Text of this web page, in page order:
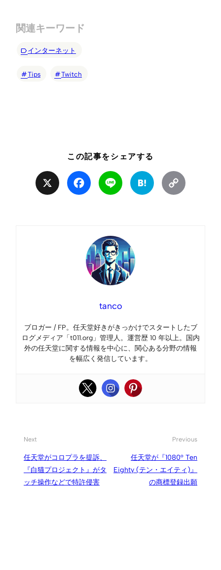
関連キーワード
インターネット
Tips Twitch
この記事をシェアする
Facebook Line Hatena
tanco
ブロガー / FP。任天堂好きがきっかけでスタートしたブ
ログメディア「t011.org」管理人。運営歴 10 年以上。国内
外の任天堂に関する情報を中心に、関心ある分野の情報
を幅広く発信しています。
Next
任天堂がコロプラを提訴、
『白猫プロジェクト』がタ
ッチ操作などで特許侵害
Previous
任天堂が『1080° Ten
Eighty (テン・エイティ)』
の商標登録出願